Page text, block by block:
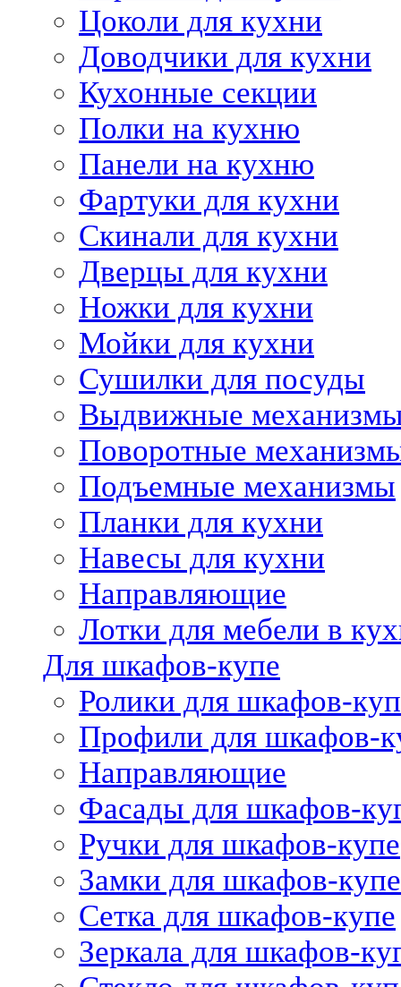
Цоколи для кухни
Доводчики для кухни
Кухонные секции
Полки на кухню
Панели на кухню
Фартуки для кухни
Скинали для кухни
Дверцы для кухни
Ножки для кухни
Мойки для кухни
Сушилки для посуды
Выдвижные
Поворотные
Подъемные механизмы
Планки для кухни
Навесы для кухни
Направляющие
Лотки для мебели в
Для шкафов-купе
Ролики для шкафов-
Профили для шкафов-
Направляющие
Фасады для шкафов-
Ручки для шкафов-купе
Замки для шкафов-купе
Сетка для шкафов-купе
Зеркала для шкафов-